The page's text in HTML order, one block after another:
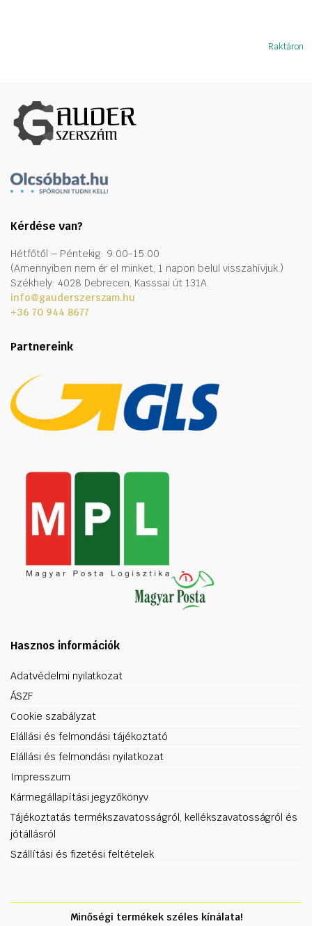
Raktáron
Kérdése van?
Hétfőtől – Péntekig: 9:00-15:00
(Amennyiben nem ér el minket, 1 napon belül visszahívjuk.)
Székhely: 4028 Debrecen, Kasssai út 131A.
info@gauderszerszam.hu
+36 70 944 8677
Partnereink
Hasznos információk
Adatvédelmi nyilatkozat
ÁSZF
Cookie szabályzat
Elállási és felmondási tájékoztató
Elállási és felmondási nyilatkozat
Impresszum
Kármegállapítási jegyzőkönyv
Tájékoztatás termékszavatosságról, kellékszavatosságról és
jótállásról
Szállítási és fizetési feltételek
Minőségi termékek széles kínálata!